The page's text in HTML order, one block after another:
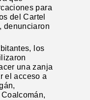
para
del Cartel
denunciaron
los
una zanja
el acceso a